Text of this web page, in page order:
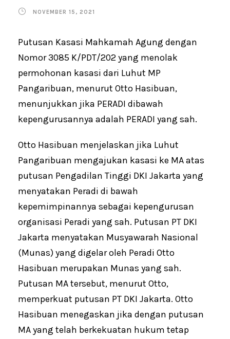
NOVEMBER 15, 2021
Putusan Kasasi Mahkamah Agung dengan
Nomor 3085 K/PDT/202 yang menolak
permohonan kasasi dari Luhut MP
Pangaribuan, menurut Otto Hasibuan,
menunjukkan jika PERADI dibawah
kepengurusannya adalah PERADI yang sah.
Otto Hasibuan menjelaskan jika Luhut
Pangaribuan mengajukan kasasi ke MA atas
putusan Pengadilan Tinggi DKI Jakarta yang
menyatakan Peradi di bawah
kepemimpinannya sebagai kepengurusan
organisasi Peradi yang sah. Putusan PT DKI
Jakarta menyatakan Musyawarah Nasional
(Munas) yang digelar oleh Peradi Otto
Hasibuan merupakan Munas yang sah.
Putusan MA tersebut, menurut Otto,
memperkuat putusan PT DKI Jakarta. Otto
Hasibuan menegaskan jika dengan putusan
MA yang telah berkekuatan hukum tetap